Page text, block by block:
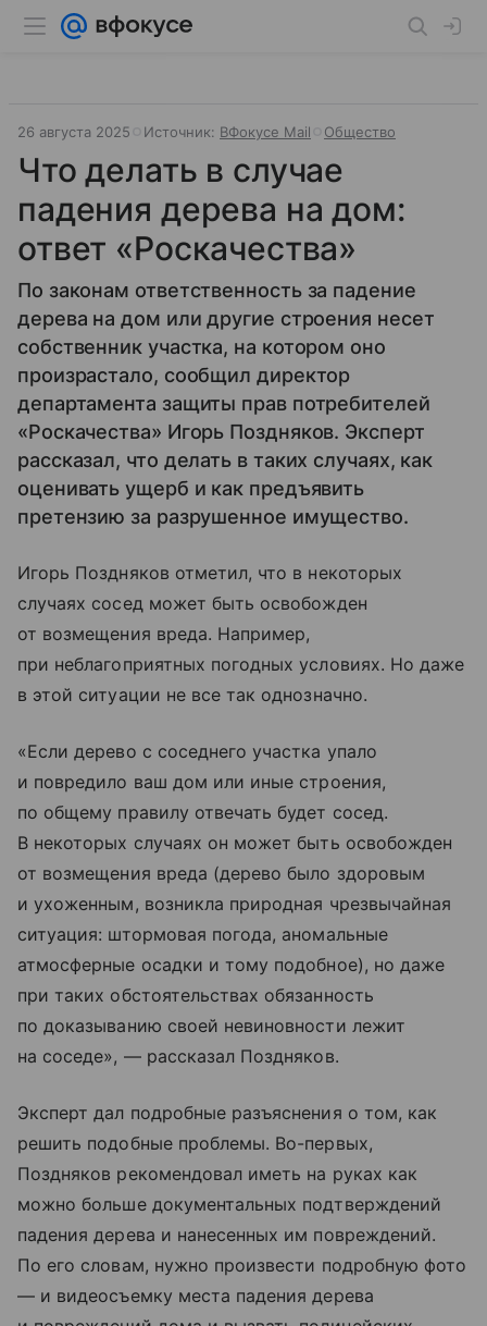
26 августа 2025 Источник: ВФокусе Mail Общество
Что делать в случае
падения дерева на дом:
ответ «Роскачества»
По законам ответственность за падение
дерева на дом или другие строения несет
собственник участка, на котором оно
произрастало, сообщил директор
департамента защиты прав потребителей
«Роскачества» Игорь Поздняков. Эксперт
рассказал, что делать в таких случаях, как
оценивать ущерб и как предъявить
претензию за разрушенное имущество.
Игорь Поздняков отметил, что в некоторых
случаях сосед может быть освобожден
от возмещения вреда. Например,
при неблагоприятных погодных условиях. Но даже
в этой ситуации не все так однозначно.
«Если дерево с соседнего участка упало
и повредило ваш дом или иные строения,
по общему правилу отвечать будет сосед.
В некоторых случаях он может быть освобожден
от возмещения вреда (дерево было здоровым
и ухоженным, возникла природная чрезвычайная
ситуация: штормовая погода, аномальные
атмосферные осадки и тому подобное), но даже
при таких обстоятельствах обязанность
по доказыванию своей невиновности лежит
на соседе», — рассказал Поздняков.
Эксперт дал подробные разъяснения о том, как
решить подобные проблемы. Во-первых,
Поздняков рекомендовал иметь на руках как
можно больше документальных подтверждений
падения дерева и нанесенных им повреждений.
По его словам, нужно произвести подробную фото
— и видеосъемку места падения дерева